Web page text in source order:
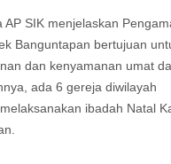
AP SIK menjelaskan
Banguntapan bertujuan
dan kenyamanan umat
ada 6 gereja diwilayah
ibadah Natal